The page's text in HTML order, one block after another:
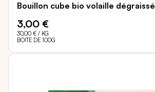
Bouillon cube bio volaille dégraissé
3,00 €
30,00 € / KG
BOITE DE 100G